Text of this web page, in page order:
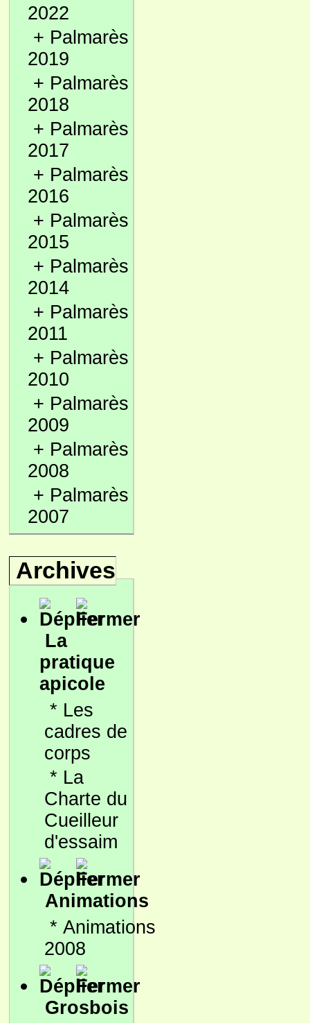
2022
+ Palmarès
2019
+ Palmarès
2018
+ Palmarès
2017
+ Palmarès
2016
+ Palmarès
2015
+ Palmarès
2014
+ Palmarès
2011
+ Palmarès
2010
+ Palmarès
2009
+ Palmarès
2008
+ Palmarès
2007
Archives
La
pratique
apicole
* Les
cadres de
corps
* La
Charte du
Cueilleur
d'essaim
Animations
* Animations
2008
Grosbois